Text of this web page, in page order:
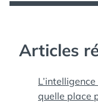
Articles
quelle place